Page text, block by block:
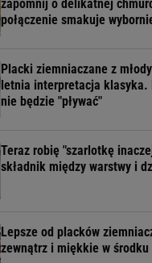
zapomnij o delikatnej
połączenie smakuje
Placki ziemniaczane z
letnia interpretacja klasyka.
nie będzie "pływać"
Teraz robię "szarlotkę
składnik między warstwy i
Lepsze od placków
zewnątrz i miękkie w środku